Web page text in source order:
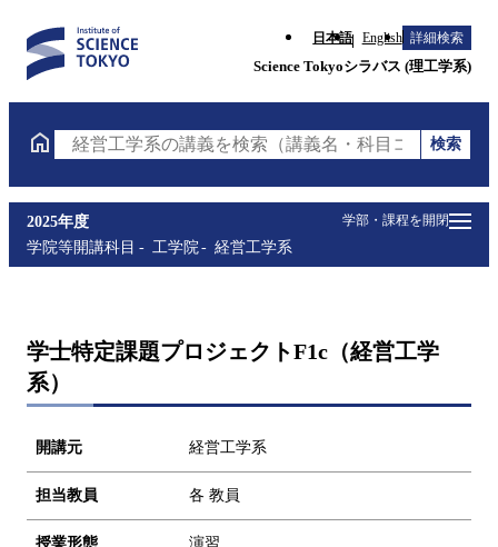
日本語 English 詳細検索
Science Tokyoシラバス (理工学系)
経営工学系の講義を検索（講義名・科目コード・担当
検索
学部・課程を開閉
2025年度
学院等開講科目
工学院 経営工学系
学士特定課題プロジェクトF1c（経営工学
系）
開講元 経営工学系
担当教員 各 教員
授業形態 演習